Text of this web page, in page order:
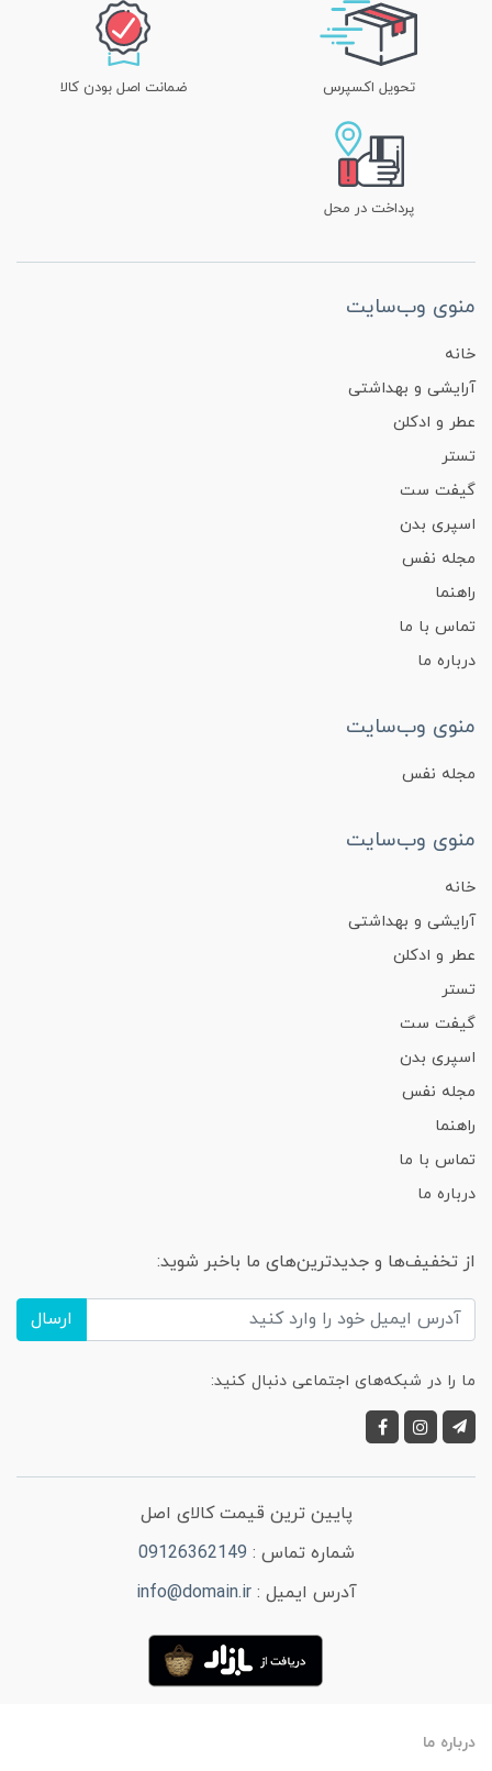
تحویل اکسپرس ضمانت اصل بودن کالا
پرداخت در محل
منوی وب‌سایت
خانه
آرایشی و بهداشتی
عطر و ادکلن
تستر
گیفت ست
اسپری بدن
مجله نفس
راهنما
تماس با ما
درباره ما
منوی وب‌سایت
مجله نفس
منوی وب‌سایت
خانه
آرایشی و بهداشتی
عطر و ادکلن
تستر
گیفت ست
اسپری بدن
مجله نفس
راهنما
تماس با ما
درباره ما
از تخفیف‌ها و جدیدترین‌های ما باخبر شوید:
ارسال
ما را در شبکه‌های اجتماعی دنبال کنید:
پایین ترین قیمت کالای اصل
شماره تماس : 09126362149
آدرس ایمیل :info@domain.ir
درباره ما